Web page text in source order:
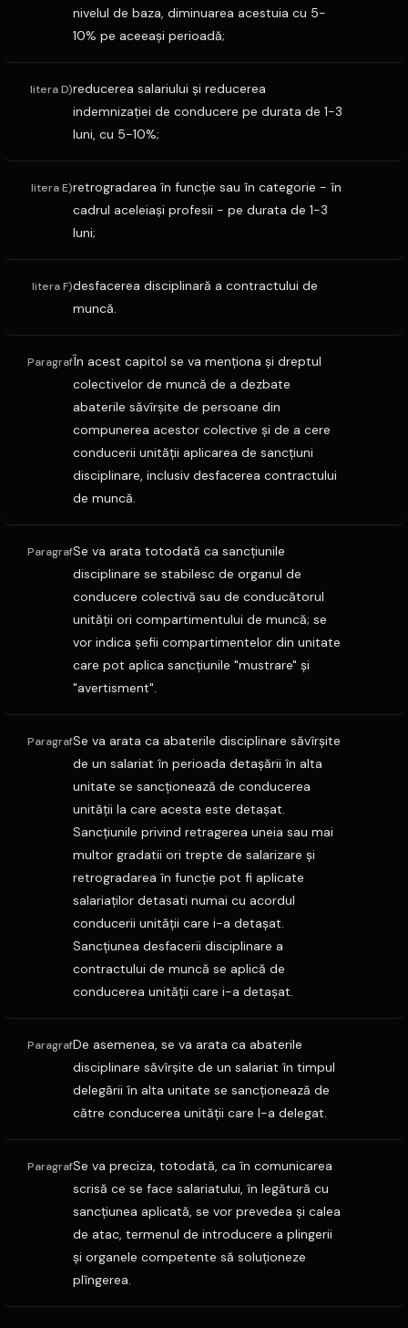
nivelul de baza, diminuarea acestuia cu 5-
10% pe aceeaşi perioadă;
litera D)reducerea salariului şi reducerea
indemnizaţiei de conducere pe durata de 1-3
luni, cu 5-10%;
litera E)retrogradarea în funcţie sau în categorie - în
cadrul aceleiaşi profesii - pe durata de 1-3
luni;
litera F)desfacerea disciplinară a contractului de
muncă.
ParagrafÎn acest capitol se va menţiona şi dreptul
colectivelor de muncă de a dezbate
abaterile săvîrşite de persoane din
compunerea acestor colective şi de a cere
conducerii unităţii aplicarea de sancţiuni
disciplinare, inclusiv desfacerea contractului
de muncă.
ParagrafSe va arata totodată ca sancţiunile
disciplinare se stabilesc de organul de
conducere colectivă sau de conducătorul
unităţii ori compartimentului de muncă; se
vor indica şefii compartimentelor din unitate
care pot aplica sancţiunile "mustrare" şi
"avertisment".
ParagrafSe va arata ca abaterile disciplinare săvîrşite
de un salariat în perioada detaşării în alta
unitate se sancţionează de conducerea
unităţii la care acesta este detaşat.
Sancţiunile privind retragerea uneia sau mai
multor gradatii ori trepte de salarizare şi
retrogradarea în funcţie pot fi aplicate
salariaţilor detasati numai cu acordul
conducerii unităţii care i-a detaşat.
Sancţiunea desfacerii disciplinare a
contractului de muncă se aplică de
conducerea unităţii care i-a detaşat.
ParagrafDe asemenea, se va arata ca abaterile
disciplinare săvîrşite de un salariat în timpul
delegării în alta unitate se sancţionează de
către conducerea unităţii care l-a delegat.
ParagrafSe va preciza, totodată, ca în comunicarea
scrisă ce se face salariatului, în legătură cu
sancţiunea aplicată, se vor prevedea şi calea
de atac, termenul de introducere a plingerii
şi organele competente să soluţioneze
plîngerea.